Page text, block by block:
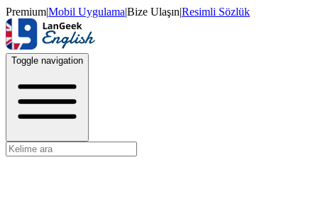
Premium|Mobil Uygulama|Bize Ulaşın|Resimli Sözlük
Toggle navigation